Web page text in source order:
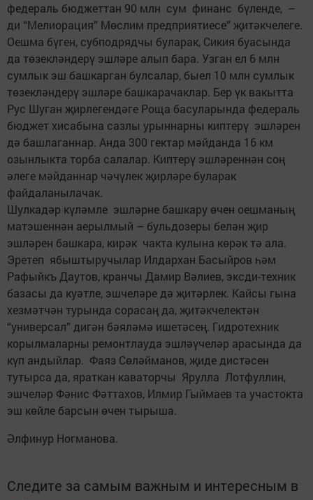
федераль бюджеттан 90 млн сум финанс бүленде, –
ди “Мелиорация” Мөслим предприятиесе” җитәкчелеге.
Оешма бүген, субподрядчы буларак, Сикия буасында
да төзекләндерү эшләре алып бара. Узган ел 6 млн
сумлык эш башкарган булсалар, быел 10 млн сумлык
төзекләндерү эшләре башкарачаклар. Бер үк вакытта
Рус Шуган җирлегендәге Роща басуларында федераль
бюджет хисабына сазлы урыннарны киптерү эшләрен
дә башлаганнар. Анда 300 гектар мәйданда 16 км
озынлыкта торба салалар. Киптерү эшләреннән соң
әлеге мәйданнар чәчүлек җирләре буларак
файдаланылачак.
Шулкадәр күләмле эшләрне башкару өчен оешманың
матэшеннән аерылмый – бульдозеры белән җир
эшләрен башкара, кирәк чакта кулына көрәк тә ала.
Эретеп ябыштыручылар Илдархан Басыйров һәм
Рафыйкъ Даутов, кранчы Дамир Вәлиев, эксди-техник
базасы да куәтле, эшчеләре дә җитәрлек. Кайсы гына
хезмәтчән турында сорасаң да, җитәкчелектән
“универсал” дигән бәяләмә ишетәсең. Гидротехник
корылмаларны ремонтлауда эшләүчеләр арасында да
күп андыйлар. Фаяз Сөләйманов, җиде дистәсен
тутырса да, яраткан каваторчы Ярулла Лотфуллин,
эшчеләр Фәнис Фәттахов, Илмир Гыймаев та участокта
эш көйле барсын өчен тырыша.
Әлфинур Ногманова.
Следите за самым важным и интересным в